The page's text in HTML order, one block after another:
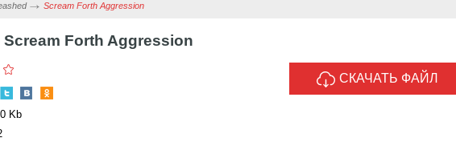
Scream Forth Aggression
Scream Forth Aggression
Kb
СКАЧАТЬ ФАЙЛ